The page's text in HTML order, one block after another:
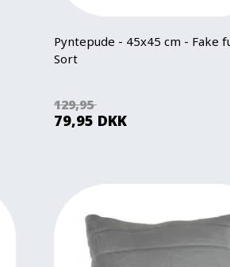
Pyntepude - 45x45 cm - Fake
Sort
129,95
79,95 DKK